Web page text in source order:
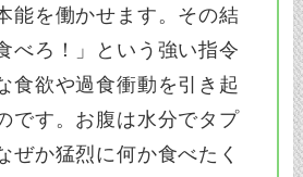
能を働かせます。その結
べろ！」という強い指令
食欲や過食衝動を引き起
です。お腹は水分でタプ
ぜか猛烈に何か食べたく